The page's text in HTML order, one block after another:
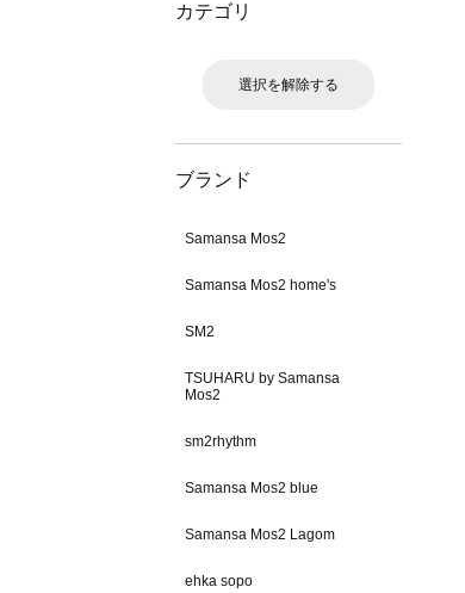
カテゴリ
選択を解除する
ブランド
Samansa Mos2
Samansa Mos2 home's
SM2
TSUHARU by Samansa
Mos2
sm2rhythm
Samansa Mos2 blue
Samansa Mos2 Lagom
ehka sopo